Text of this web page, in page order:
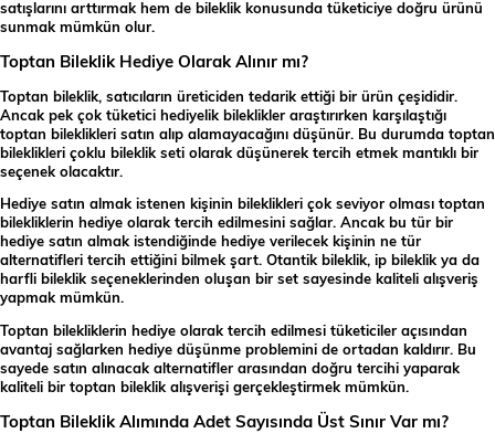
satışlarını arttırmak hem de bileklik konusunda tüketiciye doğru ürünü
sunmak mümkün olur.
Toptan Bileklik Hediye Olarak Alınır mı?
Toptan bileklik, satıcıların üreticiden tedarik ettiği bir ürün çeşididir.
Ancak pek çok tüketici hediyelik bileklikler araştırırken karşılaştığı
toptan bileklikleri satın alıp alamayacağını düşünür. Bu durumda toptan
bileklikleri çoklu bileklik seti olarak düşünerek tercih etmek mantıklı bir
seçenek olacaktır.
Hediye satın almak istenen kişinin bileklikleri çok seviyor olması toptan
bilekliklerin hediye olarak tercih edilmesini sağlar. Ancak bu tür bir
hediye satın almak istendiğinde hediye verilecek kişinin ne tür
alternatifleri tercih ettiğini bilmek şart. Otantik bileklik, ip bileklik ya da
harfli bileklik seçeneklerinden oluşan bir set sayesinde kaliteli alışveriş
yapmak mümkün.
Toptan bilekliklerin hediye olarak tercih edilmesi tüketiciler açısından
avantaj sağlarken hediye düşünme problemini de ortadan kaldırır. Bu
sayede satın alınacak alternatifler arasından doğru tercihi yaparak
kaliteli bir toptan bileklik alışverişi gerçekleştirmek mümkün.
Toptan Bileklik Alımında Adet Sayısında Üst Sınır Var mı?